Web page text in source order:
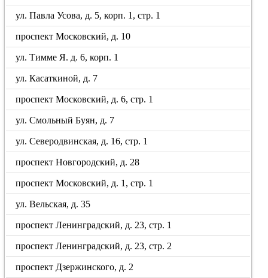
ул. Павла Усова, д. 5, корп. 1, стр. 1
проспект Московский, д. 10
ул. Тимме Я. д. 6, корп. 1
ул. Касаткиной, д. 7
проспект Московский, д. 6, стр. 1
ул. Смольный Буян, д. 7
ул. Северодвинская, д. 16, стр. 1
проспект Новгородский, д. 28
проспект Московский, д. 1, стр. 1
ул. Вельская, д. 35
проспект Ленинградский, д. 23, стр. 1
проспект Ленинградский, д. 23, стр. 2
проспект Дзержинского, д. 2